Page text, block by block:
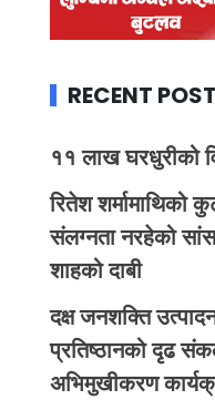
RECENT
११ लाख घरधुरीको
रितेश शर्मामाथिको
संलग्नता नरहेको
शाहको दाबी
दक्ष जनशक्ति
प्रतिष्ठानको दृढ
अभिमुखीकरण